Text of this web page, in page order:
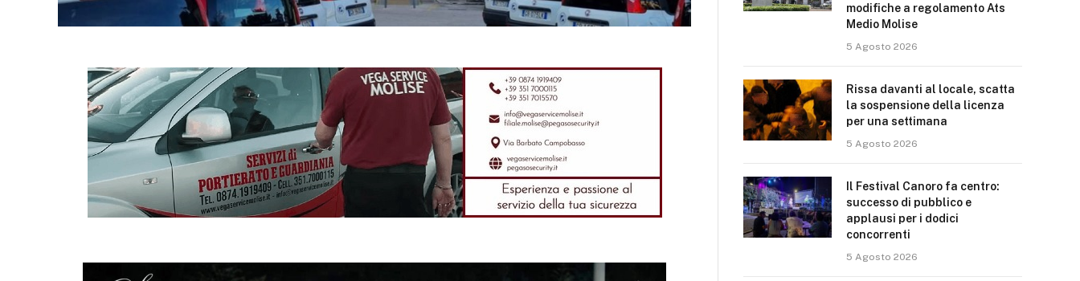
modifiche a regolamento Ats
Medio Molise
5 Agosto 2026
Rissa davanti al locale, scatta
la sospensione della licenza
per una settimana
5 Agosto 2026
Il Festival Canoro fa centro:
successo di pubblico e
applausi per i dodici
concorrenti
5 Agosto 2026